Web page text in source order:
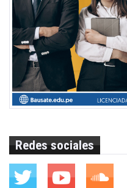
Redes sociales